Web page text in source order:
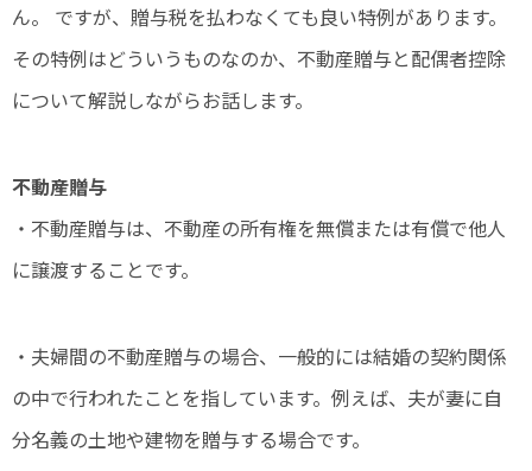
ん。 ですが、贈与税を払わなくても良い特例があります。
その特例はどういうものなのか、不動産贈与と配偶者控除
について解説しながらお話します。
不動産贈与
・不動産贈与は、不動産の所有権を無償または有償で他人
に譲渡することです。
・夫婦間の不動産贈与の場合、一般的には結婚の契約関係
の中で行われたことを指しています。例えば、夫が妻に自
分名義の土地や建物を贈与する場合です。